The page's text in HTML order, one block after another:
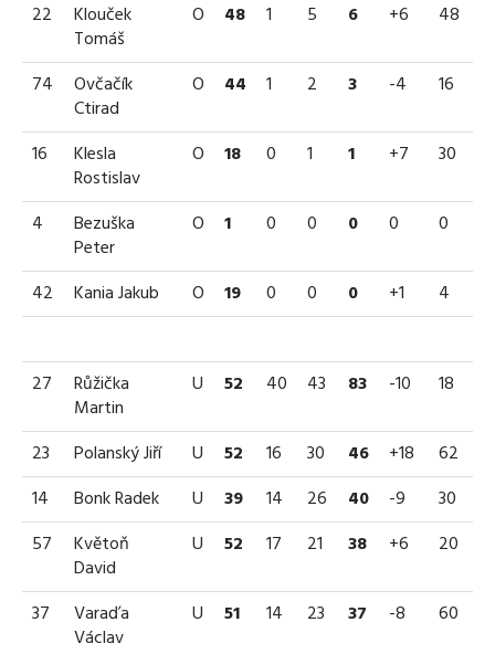
22
Klouček
Tomáš
O 48 1 5 6 +6 48
74
Ovčačík
Ctirad
O 44 1 2 3 -4 16
16
Klesla
Rostislav
O 18 0 1 1 +7 30
4
Bezuška
Peter
O 1 0 0 0 0 0
42 Kania Jakub O 19 0 0 0 +1 4
27
Růžička
Martin
U 52 40 43 83 -10 18
23 Polanský Jiří U 52 16 30 46 +18
62
14
Bonk Radek U 39 14 26 40 -9
30
57
Květoň
David
U 52 17 21 38 +6 20
37
Varaďa
Václav
U 51 14 23 37 -8 60